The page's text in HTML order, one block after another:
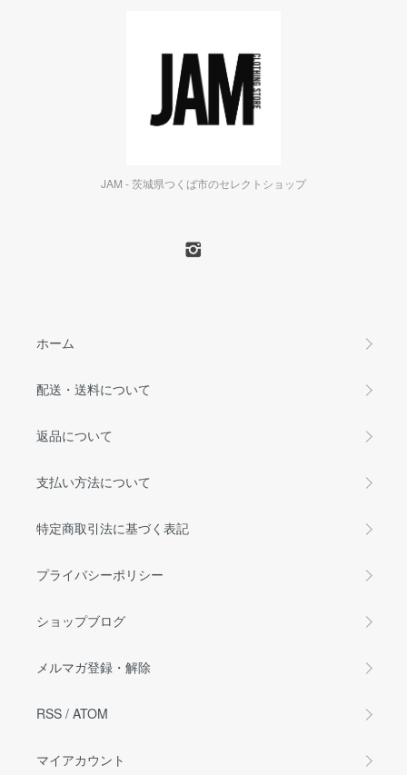
JAM - 茨城県つくば市のセレクトショップ
ホーム
配送・送料について
返品について
支払い方法について
特定商取引法に基づく表記
プライバシーポリシー
ショップブログ
メルマガ登録・解除
RSS / ATOM
マイアカウント